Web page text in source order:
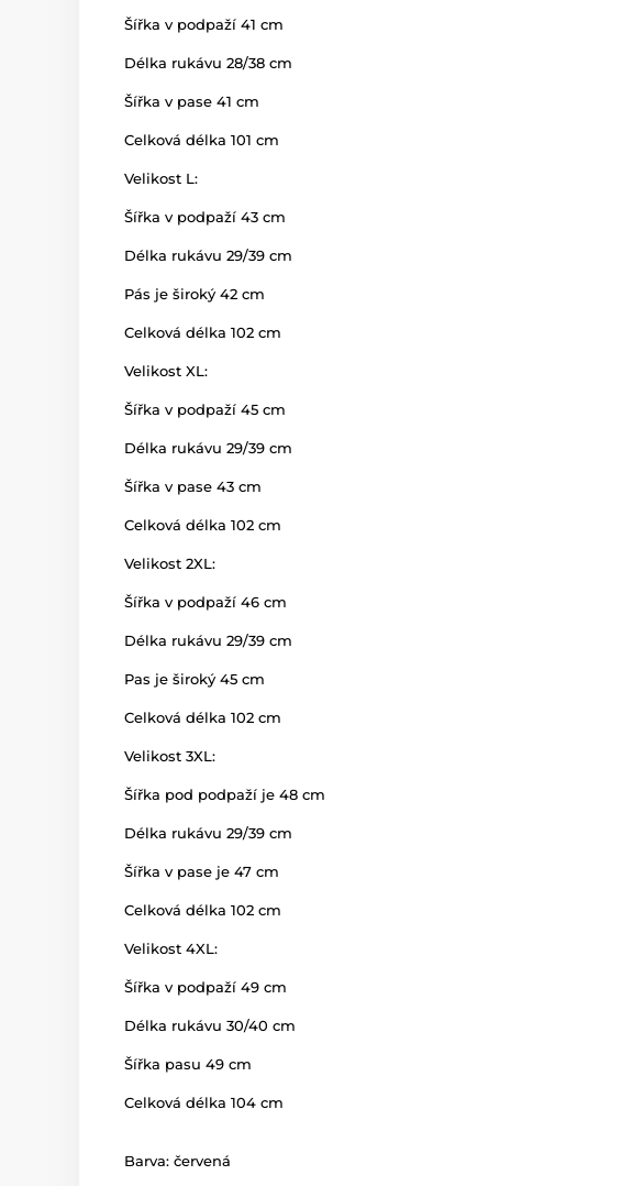
Šířka v podpaží 41 cm
Délka rukávu 28/38 cm
Šířka v pase 41 cm
Celková délka 101 cm
Velikost L:
Šířka v podpaží 43 cm
Délka rukávu 29/39 cm
Pás je široký 42 cm
Celková délka 102 cm
Velikost XL:
Šířka v podpaží 45 cm
Délka rukávu 29/39 cm
Šířka v pase 43 cm
Celková délka 102 cm
Velikost 2XL:
Šířka v podpaží 46 cm
Délka rukávu 29/39 cm
Pas je široký 45 cm
Celková délka 102 cm
Velikost 3XL:
Šířka pod podpaží je 48 cm
Délka rukávu 29/39 cm
Šířka v pase je 47 cm
Celková délka 102 cm
Velikost 4XL:
Šířka v podpaží 49 cm
Délka rukávu 30/40 cm
Šířka pasu 49 cm
Celková délka 104 cm
Barva: červená